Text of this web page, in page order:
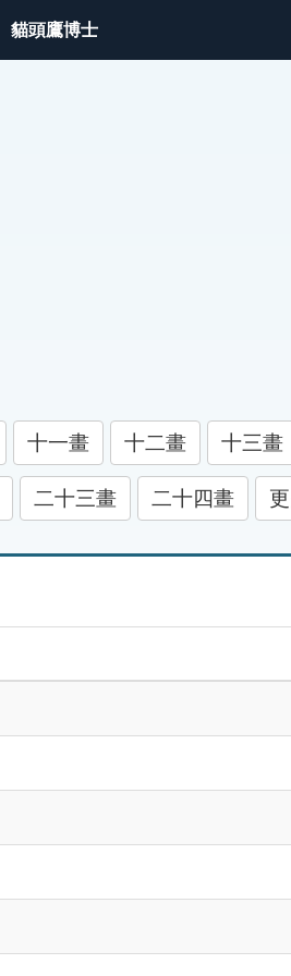
貓頭鷹博士
十一畫 十二畫 十三畫
二十三畫 二十四畫